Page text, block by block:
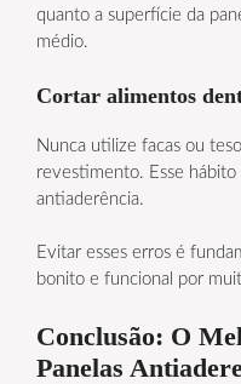
quanto a superfície da
médio.
Cortar alimentos
Nunca utilize facas ou
revestimento. Esse hábito
antiaderência.
Evitar esses erros é
bonito e funcional por
Conclusão: O
Panelas